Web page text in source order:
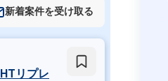
新着案件を受け取る
リプレ